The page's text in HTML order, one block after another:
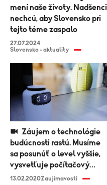
mení naše životy. Nadšenci
nechcú, aby Slovensko pri
tejto téme zaspalo
27.07.2024
Slovensko - aktuality
budúcnosti rastú. Musíme
sa posunúť o level vyššie,
vysvetľuje počítačový
vedec Martin Spano
13.02.2020Zaujímavosti